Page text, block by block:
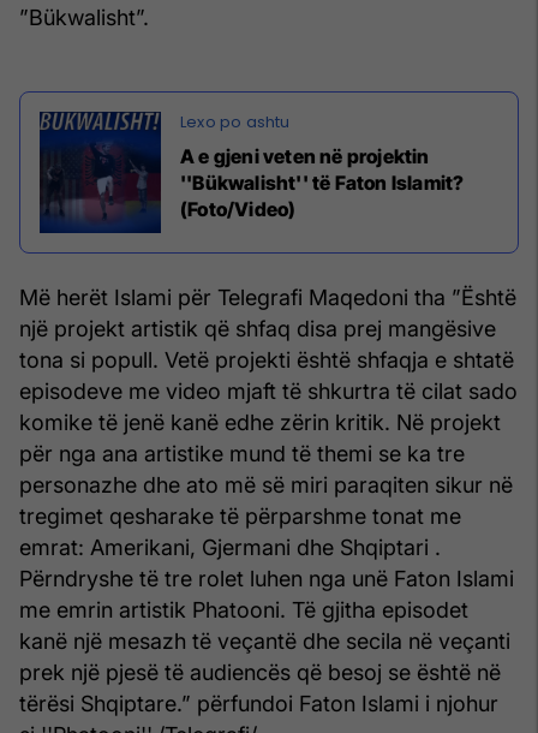
”Bükwalisht”.
A e gjeni veten në projektin
''Bükwalisht'' të Faton Islamit?
(Foto/Video)
Më herët Islami për Telegrafi Maqedoni tha ”Është
një projekt artistik që shfaq disa prej mangësive
tona si popull. Vetë projekti është shfaqja e shtatë
episodeve me video mjaft të shkurtra të cilat sado
komike të jenë kanë edhe zërin kritik. Në projekt
për nga ana artistike mund të themi se ka tre
personazhe dhe ato më së miri paraqiten sikur në
tregimet qesharake të përparshme tonat me
emrat: Amerikani, Gjermani dhe Shqiptari .
Përndryshe të tre rolet luhen nga unë Faton Islami
me emrin artistik Phatooni. Të gjitha episodet
kanë një mesazh të veçantë dhe secila në veçanti
prek një pjesë të audiencës që besoj se është në
tërësi Shqiptare.” përfundoi Faton Islami i njohur